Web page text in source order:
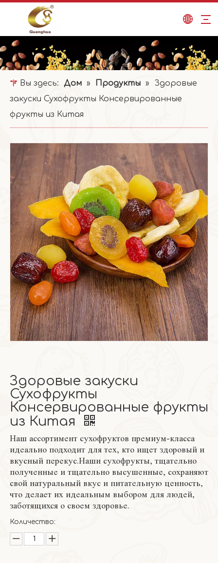
Вы здесь: Дом » Продукты »
Здоровые
закуски Сухофрукты Консервированные
фрукты из Китая
Здоровые закуски
Сухофрукты
Консервированные фрукты
из Китая
Наш ассортимент сухофруктов премиум-класса
идеально подходит для тех, кто ищет здоровый и
вкусный перекус.Наши сухофрукты, тщательно
полученные и тщательно высушенные, сохраняют
свой натуральный вкус и питательную ценность,
что делает их идеальным выбором для людей,
заботящихся о своем здоровье.
Количество: